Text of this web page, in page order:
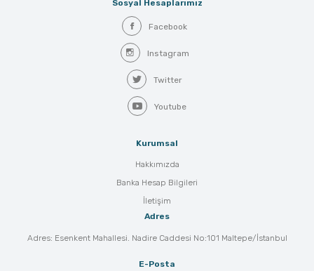
Sosyal Hesaplarımız
Facebook
Instagram
Twitter
Youtube
Kurumsal
Hakkımızda
Banka Hesap Bilgileri
İletişim
Adres
Adres: Esenkent Mahallesi. Nadire Caddesi No:101 Maltepe/İstanbul
E-Posta